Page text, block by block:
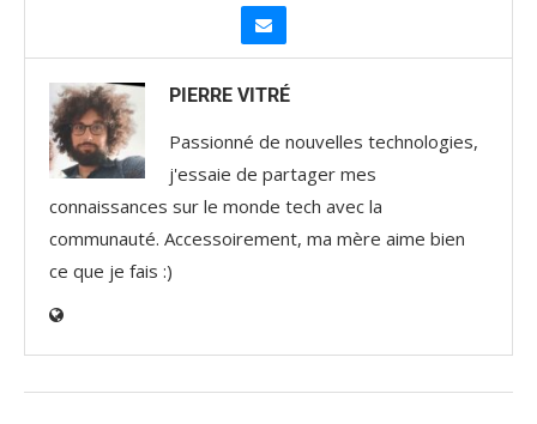
PIERRE VITRÉ
Passionné de nouvelles technologies,
j'essaie de partager mes
connaissances sur le monde tech avec la
communauté. Accessoirement, ma mère aime bien
ce que je fais :)